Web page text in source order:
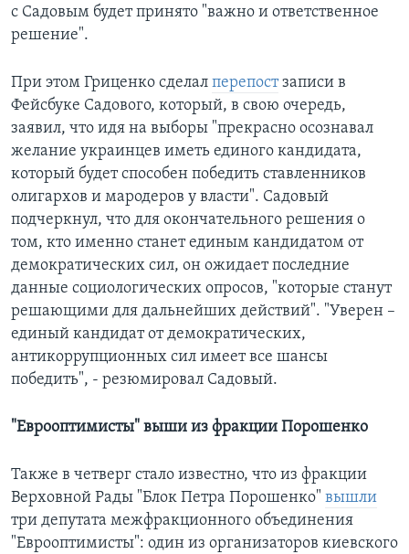
с Садовым будет принято "важно и ответственное
решение".
При этом Гриценко сделал перепостзаписи в
Фейсбуке Садового, который, в свою очередь,
заявил, что идя на выборы "прекрасно осознавал
желание украинцев иметь единого кандидата,
который будет способен победить ставленников
олигархов и мародеров у власти". Садовый
подчеркнул, что для окончательного решения о
том, кто именно станет единым кандидатом от
демократических сил, он ожидает последние
данные социологических опросов, "которые станут
решающими для дальнейших действий". "Уверен –
единый кандидат от демократических,
антикоррупционных сил имеет все шансы
победить", - резюмировал Садовый.
"Еврооптимисты" выши из фракции Порошенко
Также в четверг стало известно, что из фракции
Верховной Рады "Блок Петра Порошенко" вышли
три депутата межфракционного объединения
"Еврооптимисты": один из организаторов киевского